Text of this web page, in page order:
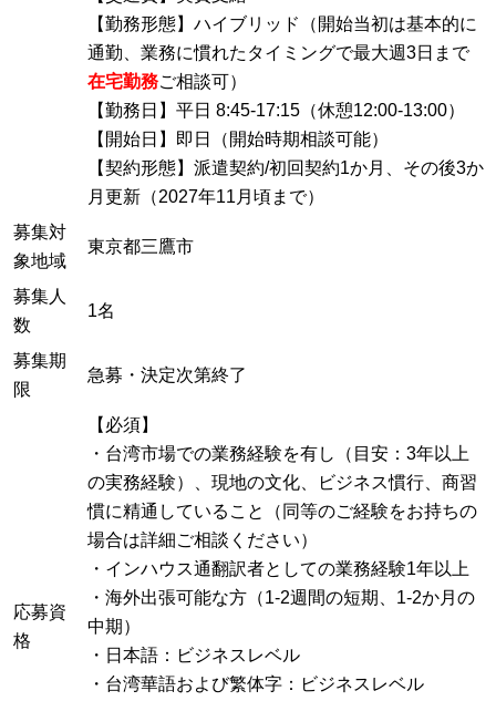
【勤務形態】ハイブリッド（開始当初は基本的に
通勤、業務に慣れたタイミングで最大週3日まで
在宅勤務ご相談可）
【勤務日】平日 8:45-17:15（休憩12:00-13:00）
【開始日】即日（開始時期相談可能）
【契約形態】派遣契約/初回契約1か月、その後3か
月更新（2027年11月頃まで）
募集対
象地域
東京都三鷹市
募集人
数
1名
募集期
限
急募・決定次第終了
応募資
格
【必須】
・台湾市場での業務経験を有し（目安：3年以上
の実務経験）、現地の文化、ビジネス慣行、商習
慣に精通していること（同等のご経験をお持ちの
場合は詳細ご相談ください）
・インハウス通翻訳者としての業務経験1年以上
・海外出張可能な方（1-2週間の短期、1-2か月の
中期）
・日本語：ビジネスレベル
・台湾華語および繁体字：ビジネスレベル